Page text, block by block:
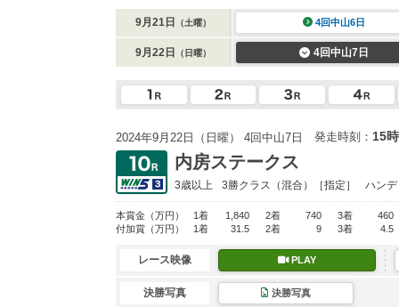
9月21日 （土曜） 4回中山6日
9月22日 （日曜） 4回中山7日
2024年9月22日（日曜） 4回中山7日 発走時刻： 15
内房ステークス
3歳以上 3勝クラス （混合）［指定］ ハンデ
本賞金 （万円） 1着 1,840 2着 740 3着
460
付加賞 （万円） 1着 31.5 2着 9 3着 4.5
レース映像 PLAY
決勝写真 決勝写真